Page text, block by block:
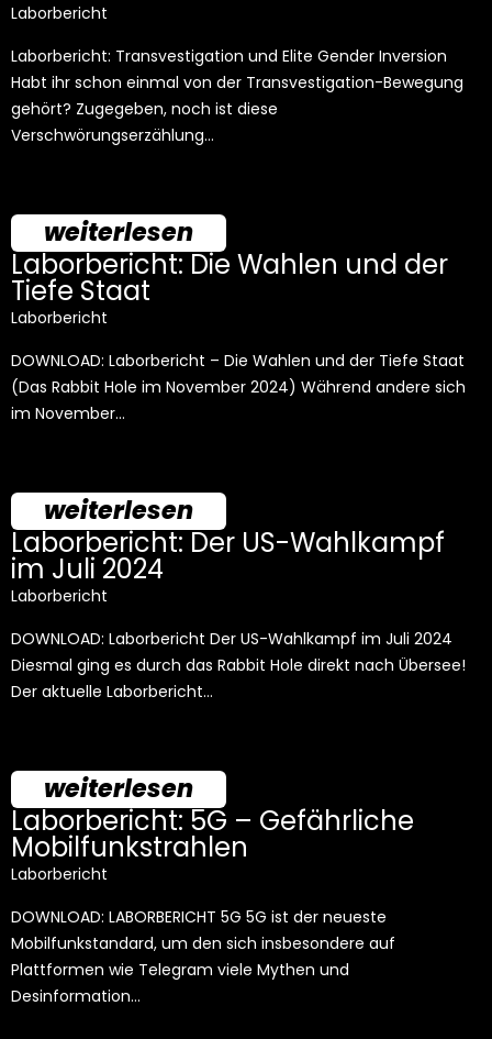
Laborbericht
Laborbericht: Transvestigation und Elite Gender Inversion
Habt ihr schon einmal von der Transvestigation-Bewegung
gehört? Zugegeben, noch ist diese
Verschwörungserzählung…
weiterlesen
Laborbericht: Die Wahlen und der
Tiefe Staat
Laborbericht
DOWNLOAD: Laborbericht – Die Wahlen und der Tiefe Staat
(Das Rabbit Hole im November 2024) Während andere sich
im November…
weiterlesen
Laborbericht: Der US-Wahlkampf
im Juli 2024
Laborbericht
DOWNLOAD: Laborbericht Der US-Wahlkampf im Juli 2024
Diesmal ging es durch das Rabbit Hole direkt nach Übersee!
Der aktuelle Laborbericht…
weiterlesen
Laborbericht: 5G – Gefährliche
Mobilfunkstrahlen
Laborbericht
DOWNLOAD: LABORBERICHT 5G 5G ist der neueste
Mobilfunkstandard, um den sich insbesondere auf
Plattformen wie Telegram viele Mythen und
Desinformation…